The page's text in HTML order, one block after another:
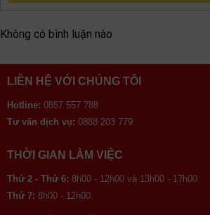
Không có bình luận nào
LIÊN HỆ VỚI CHÚNG TÔI
Hotline: 0857 557 788
Tư vấn dịch vụ: 0888 203 779
THỜI GIAN LÀM VIỆC
Thứ 2 - Thứ 6: 8h00 - 12h00 và 13h00 - 17h00.
Thứ 7: 8h00 - 12h00.